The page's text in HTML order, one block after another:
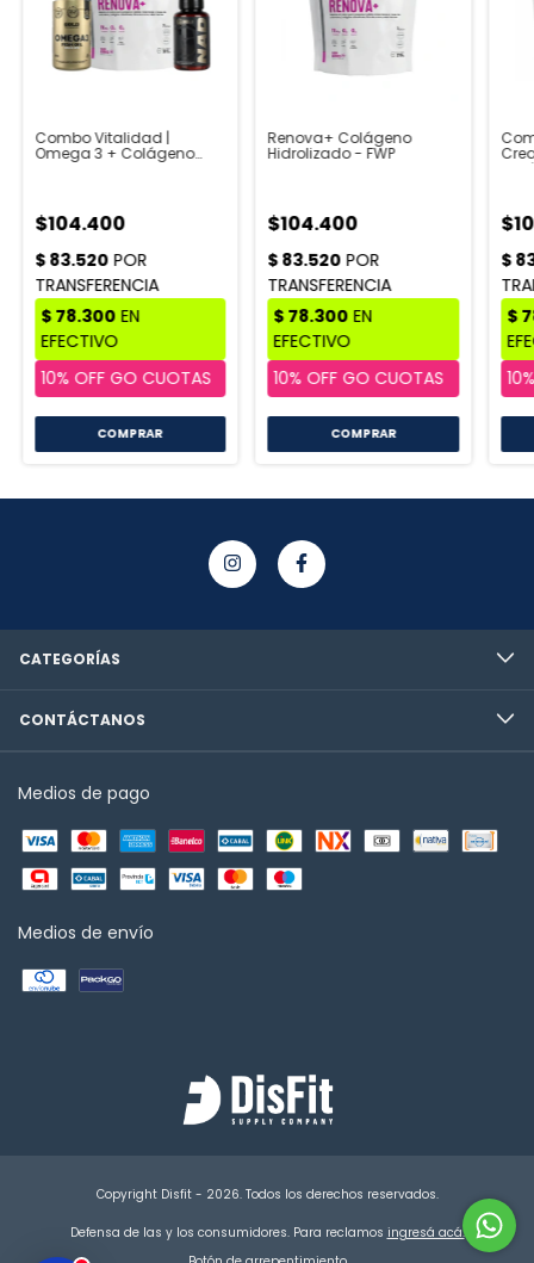
Combo Vitalidad |
Omega 3 + Colágeno
Renova Doble Hidrolizado
$104.400
Renova+ Colágeno
Hidrolizado - FWP
$104.400
CATEGORÍAS
CONTÁCTANOS
Medios de pago
Medios de envío
Copyright Disfit - 2026. Todos los derechos reservados.
Defensa de las y los consumidores. Para reclamos ingresá acá.